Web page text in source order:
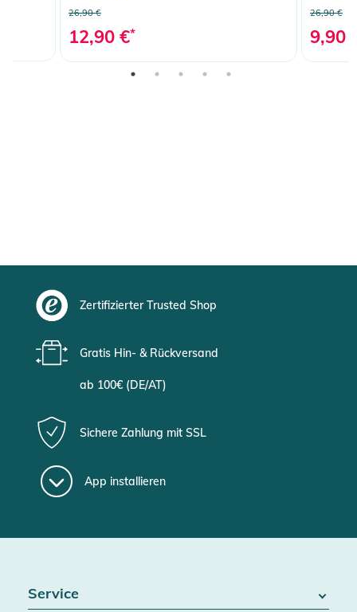
26,90 €
12,90 €*
26,90 €
9,90
Zertifizierter Trusted Shop
Gratis Hin- & Rückversand
ab 100€ (DE/AT)
Sichere Zahlung mit SSL
App installieren
Service